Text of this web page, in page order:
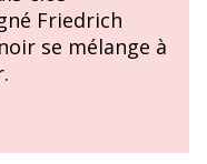
Friedrich
se mélange à